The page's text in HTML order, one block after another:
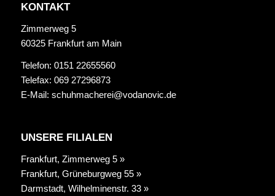
KONTAKT
Zimmerweg 5
60325 Frankfurt am Main
Telefon: 0151 22655560
Telefax: 069 27296873
E-Mail: schuhmacherei@vodanovic.de
UNSERE FILIALEN
Frankfurt, Zimmerweg 5 »
Frankfurt, Grüneburgweg 55 »
Darmstadt, Wilhelminenstr. 33 »